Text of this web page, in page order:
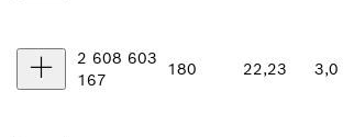
2 608 603
167
180 22,23 3,0